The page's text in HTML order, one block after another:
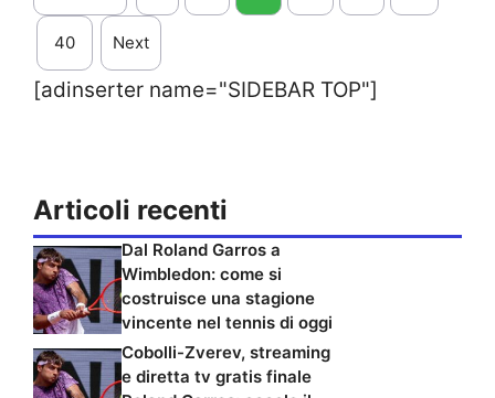
40 Next
[adinserter name="SIDEBAR TOP"]
Articoli recenti
Dal Roland Garros a
Wimbledon: come si
costruisce una stagione
vincente nel tennis di oggi
Cobolli-Zverev, streaming
e diretta tv gratis finale